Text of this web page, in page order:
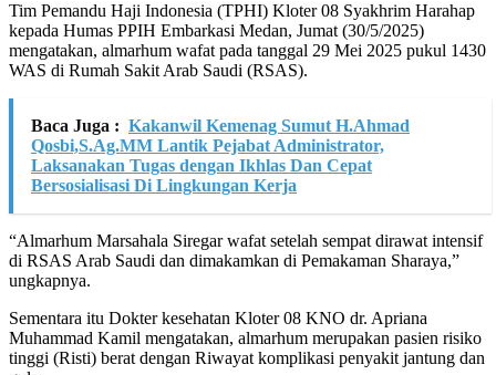
Tim Pemandu Haji Indonesia (TPHI) Kloter 08 Syakhrim Harahap
kepada Humas PPIH Embarkasi Medan, Jumat (30/5/2025)
mengatakan, almarhum wafat pada tanggal 29 Mei 2025 pukul 1430
WAS di Rumah Sakit Arab Saudi (RSAS).
Baca Juga : Kakanwil Kemenag Sumut H.Ahmad
Qosbi,S.Ag.MM Lantik Pejabat Administrator,
Laksanakan Tugas dengan Ikhlas Dan Cepat
Bersosialisasi Di Lingkungan Kerja
“Almarhum Marsahala Siregar wafat setelah sempat dirawat intensif
di RSAS Arab Saudi dan dimakamkan di Pemakaman Sharaya,”
ungkapnya.
Sementara itu Dokter kesehatan Kloter 08 KNO dr. Apriana
Muhammad Kamil mengatakan, almarhum merupakan pasien risiko
tinggi (Risti) berat dengan Riwayat komplikasi penyakit jantung dan